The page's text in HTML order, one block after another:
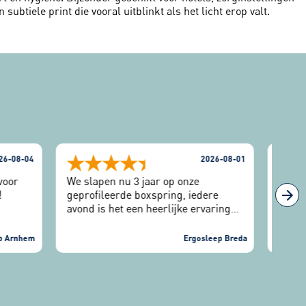
subtiele print die vooral uitblinkt als het licht erop valt.
08-04
Arnhem
2026-08-01
We slapen nu 3 jaar op onze
geprofileerde boxspring, iedere
avond is het een heerlijke ervaring
het gevoel dat ik omarmd wordt en
lig heel comfortabel
Ergosleep Breda